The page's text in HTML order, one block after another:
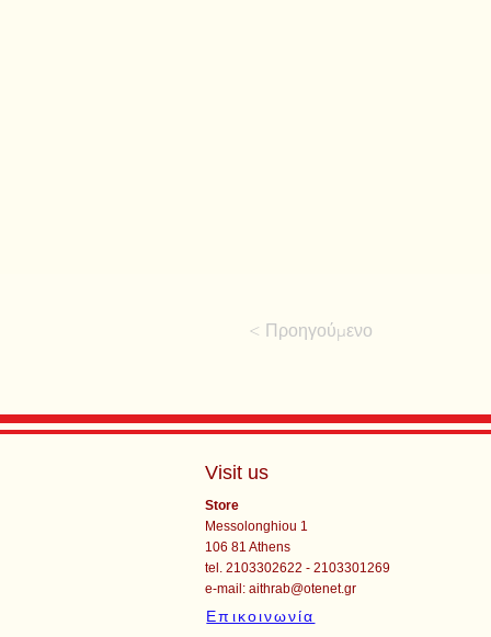
< Προηγούμενο
Visit us
Store
Messolonghiou 1
106 81 Athens
tel. 2103302622 - 2103301269
e-mail:aithrab@otenet.gr
Επικοινωνία